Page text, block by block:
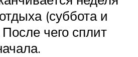
(суббота и
чего сплит